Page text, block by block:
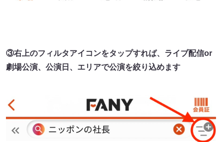
③右上のフィルタアイコンをタップすれば、ライブ配信or
劇場公演、公演日、エリアで公演を絞り込めます